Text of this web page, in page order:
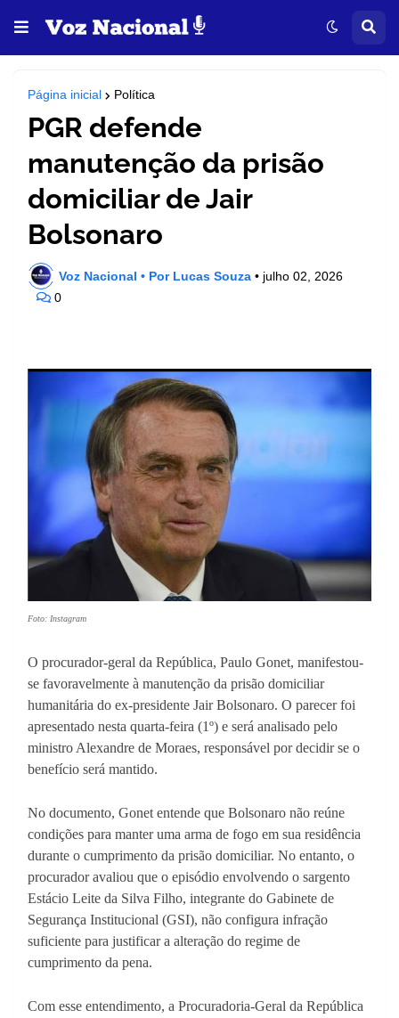
Página inicial Política
PGR defende
manutenção da prisão
domiciliar de Jair
Bolsonaro
Voz Nacional • Por Lucas Souza • julho 02, 2026
0
Foto: Instagram
O procurador-geral da República, Paulo Gonet, manifestou-
se favoravelmente à manutenção da prisão domiciliar
humanitária do ex-presidente Jair Bolsonaro. O parecer foi
apresentado nesta quarta-feira (1º) e será analisado pelo
ministro Alexandre de Moraes, responsável por decidir se o
benefício será mantido.
No documento, Gonet entende que Bolsonaro não reúne
condições para manter uma arma de fogo em sua residência
durante o cumprimento da prisão domiciliar. No entanto, o
procurador avaliou que o episódio envolvendo o sargento
Estácio Leite da Silva Filho, integrante do Gabinete de
Segurança Institucional (GSI), não configura infração
suficiente para justificar a alteração do regime de
cumprimento da pena.
Com esse entendimento, a Procuradoria-Geral da República